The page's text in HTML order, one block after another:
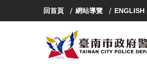
回首頁 網站導覽 ENGLISH